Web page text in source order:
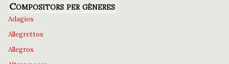
Compositors per gèneres
Adagios
Allegrettos
Allegros